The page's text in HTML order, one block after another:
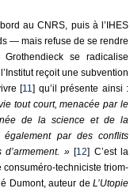
au CNRS, puis à l’IHES
— mais refuse de se rendre
se radicalise
reçoit une subvention
[11] qu’il présente ainsi :
tout court, menacée par le
de la science et de la
par des conﬂits
»[12] C’est la
consuméro-techniciste triom­
Dumont, auteur de L’Utopie